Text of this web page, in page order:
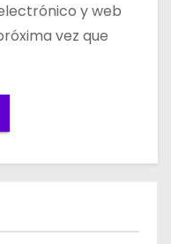
y web
vez que